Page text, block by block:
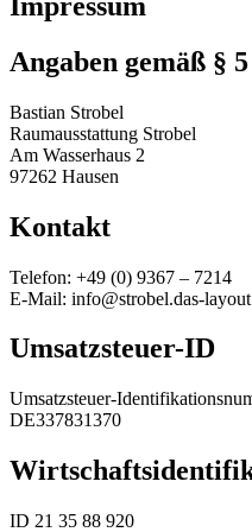
Angaben gemäß §
Bas­t­ian Strobel
Rau­mausstat­tung Strobel
Am Wasser­haus 2
97262 Hausen
Kon­takt
Tele­fon: +49 (0) 9367 – 7214
E‑Mail: info@strobel.das-
Umsatzs­teuer-ID
Umsatzs­teuer-
DE337831370
ID 21 35 88 920